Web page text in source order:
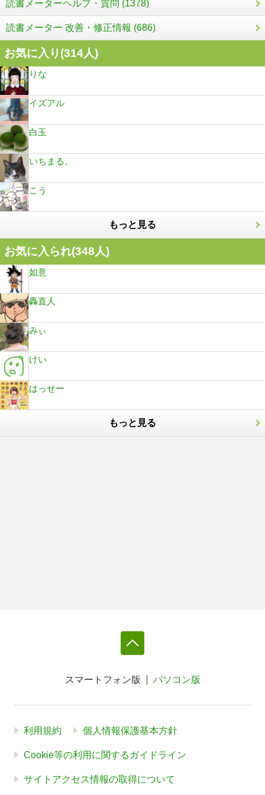
読書メーターヘルプ・質問 (1378)
読書メーター 改善・修正情報 (686)
お気に入り(314人)
りな
イズアル
白玉
いちまる。
こう
もっと見る
お気に入られ(348人)
如意
轟直人
みぃ
けい
はっせー
もっと見る
スマートフォン版 パソコン版
利用規約 個人情報保護基本方針
Cookie等の利用に関するガイドライン
サイトアクセス情報の取得について